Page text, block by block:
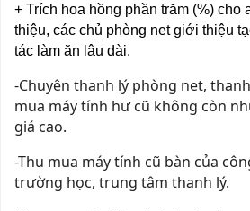
+ Trích hoa hồng phần trăm (%) cho
thiệu, các chủ phòng net giới thiệu
tác làm ăn lâu dài.
-Chuyên thanh lý phòng net,
mua máy tính hư cũ không còn
giá cao.
-Thu mua máy tính cũ bàn của
trường học, trung tâm thanh lý.